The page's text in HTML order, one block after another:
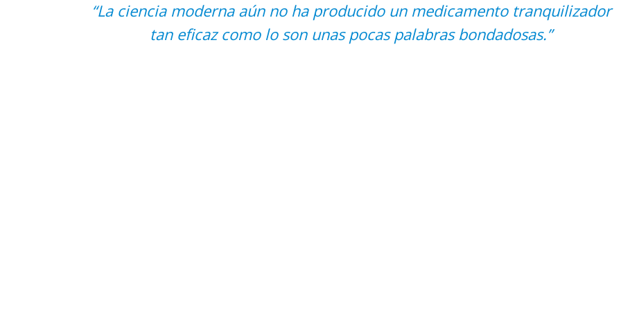
“La ciencia moderna aún no ha producido un medicamento tranquilizador
tan eficaz como lo son unas pocas palabras bondadosas.”